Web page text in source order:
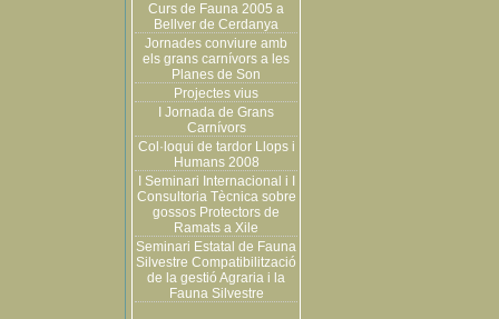
Curs de Fauna 2005 a
Bellver de Cerdanya
Jornades conviure amb
els grans carnívors a les
Planes de Son
Projectes vius
I Jornada de Grans
Carnívors
Col·loqui de tardor Llops i
Humans 2008
I Seminari Internacional i I
Consultoria Tècnica sobre
gossos Protectors de
Ramats a Xile
Seminari Estatal de Fauna
Silvestre Compatibilització
de la gestió Agraria i la
Fauna Silvestre